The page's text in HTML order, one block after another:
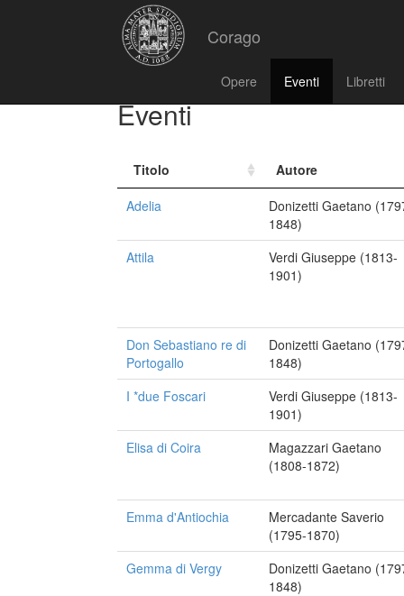
Corago
Opere Eventi Libretti
Eventi
Titolo
Autore
Adelia
Donizetti Gaetano
1848)
Attila
Verdi Giuseppe (1813-
1901)
Don Sebastiano re di
Portogallo
Donizetti Gaetano
1848)
I *due Foscari
Verdi Giuseppe (1813-
1901)
Elisa di Coira
Magazzari Gaetano
(1808-1872)
Emma d'Antiochia
Mercadante Saverio
(1795-1870)
Gemma di Vergy
Donizetti Gaetano
1848)